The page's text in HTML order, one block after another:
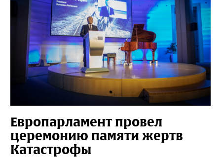
Европарламент провел
церемонию памяти жертв
Катастрофы